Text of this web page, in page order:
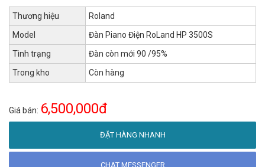
Thương hiệu
Roland
Model
Đàn Piano Điện RoLand HP 3500S
Tình trạng
Đàn còn mới 90 /95%
Trong kho
Còn hàng
Giá bán: 6,500,000đ
ĐẶT HÀNG NHANH
CHAT MESSENGER